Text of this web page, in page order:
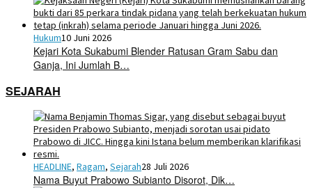
Hukum10 Juni 2026
Kejari Kota Sukabumi Blender Ratusan Gram Sabu dan
Ganja, Ini Jumlah B…
SEJARAH
HEADLINE, Ragam, Sejarah28 Juli 2026
Nama Buyut Prabowo Subianto Disorot, Dik…